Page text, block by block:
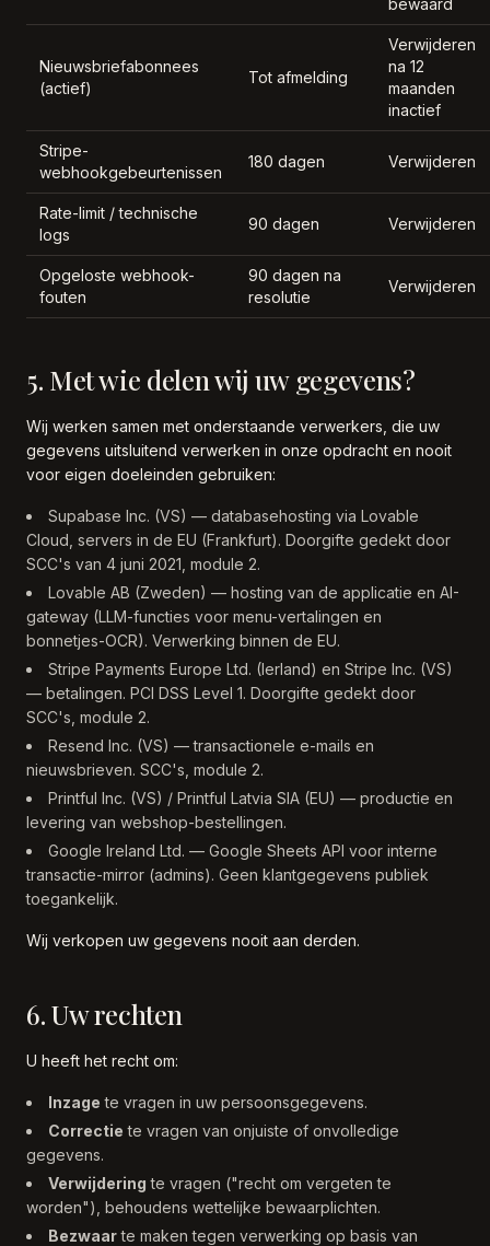
bewaard
Nieuwsbriefabonnees
(actief)
Tot afmelding
Verwijderen
na 12
maanden
inactief
Stripe-
webhookgebeurtenissen
180 dagen Verwijderen
Rate-limit / technische
logs
90 dagen Verwijderen
Opgeloste webhook-
fouten
90 dagen na
resolutie
Verwijderen
5. Met wie delen wij uw gegevens?
Wij werken samen met onderstaande verwerkers, die uw
gegevens uitsluitend verwerken in onze opdracht en nooit
voor eigen doeleinden gebruiken:
Supabase Inc. (VS) — databasehosting via Lovable
Cloud, servers in de EU (Frankfurt). Doorgifte gedekt door
SCC's van 4 juni 2021, module 2.
Lovable AB (Zweden) — hosting van de applicatie en AI-
gateway (LLM-functies voor menu-vertalingen en
bonnetjes-OCR). Verwerking binnen de EU.
Stripe Payments Europe Ltd. (Ierland) en Stripe Inc. (VS)
— betalingen. PCI DSS Level 1. Doorgifte gedekt door
SCC's, module 2.
Resend Inc. (VS) — transactionele e-mails en
nieuwsbrieven. SCC's, module 2.
Printful Inc. (VS) / Printful Latvia SIA (EU) — productie en
levering van webshop-bestellingen.
Google Ireland Ltd. — Google Sheets API voor interne
transactie-mirror (admins). Geen klantgegevens publiek
toegankelijk.
Wij verkopen uw gegevens nooit aan derden.
6. Uw rechten
U heeft het recht om:
Inzage te vragen in uw persoonsgegevens.
Correctie te vragen van onjuiste of onvolledige
gegevens.
Verwijdering te vragen ("recht om vergeten te
worden"), behoudens wettelijke bewaarplichten.
Bezwaarte maken tegen verwerking op basis van